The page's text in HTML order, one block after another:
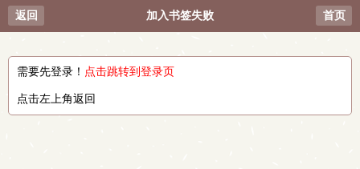
返回 加入书签失败 首页
需要先登录！ 点击跳转到登录页
点击左上角返回